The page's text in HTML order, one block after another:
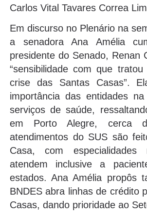
Carlos Vital Tavares Correa
Em discurso no Plenário na
a senadora Ana Amélia
presidente do Senado, Renan
“sensibilidade com que
crise das Santas Casas”.
importância das entidades
serviços de saúde,
em Porto Alegre, cerca
atendimentos do SUS são
Casa, com especialidades
atendem inclusive a
estados. Ana Amélia propôs
BNDES abra linhas de crédito
Casas, dando prioridade ao